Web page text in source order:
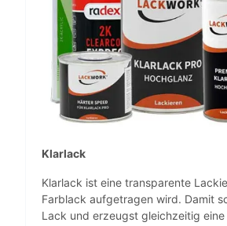
Klarlack
Klarlack ist eine transparente
Farblack aufgetragen wird. Damit
Lack und erzeugst gleichzeitig